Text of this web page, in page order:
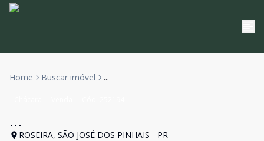
Home Buscar imóvel ...
...
ROSEIRA, SÃO JOSÉ DOS PINHAIS - PR